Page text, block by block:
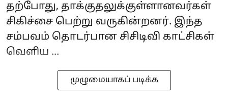
தற்போது, தாக்குதலுக்குள்ளானவர்கள்
சிகிச்சை பெற்று வருகின்றனர். இந்த
சம்பவம் தொடர்பான சிசிடிவி காட்சிகள்
வெளிய ...
முழுமையாகப் படிக்க